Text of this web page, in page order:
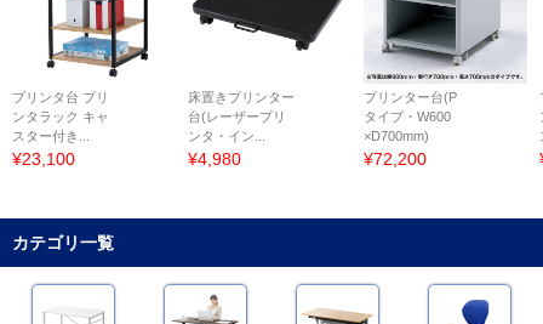
プリンタ台 プリ
ンタラック キャ
スター付き...
¥23,100
床置きプリンター
台(レーザープリ
ンタ・イン...
¥4,980
プリンター台(P
タイプ・W600
×D700mm)
¥72,200
カテゴリ一覧